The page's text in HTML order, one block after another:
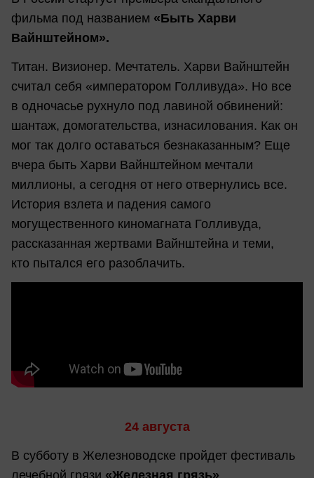
фильма под названием «Быть Харви
Вайнштейном».
Титан. Визионер. Мечтатель. Харви Вайнштейн
считал себя «императором Голливуда». Но все
в одночасье рухнуло под лавиной обвинений:
шантаж, домогательства, изнасилования. Как он
мог так долго оставаться безнаказанным? Еще
вчера быть Харви Вайнштейном мечтали
миллионы, а сегодня от него отвернулись все.
История взлета и падения самого
могущественного киномагната Голливуда,
рассказанная жертвами Вайнштейна и теми,
кто пытался его разоблачить.
24 августа
В субботу в Железноводске пройдет фестиваль